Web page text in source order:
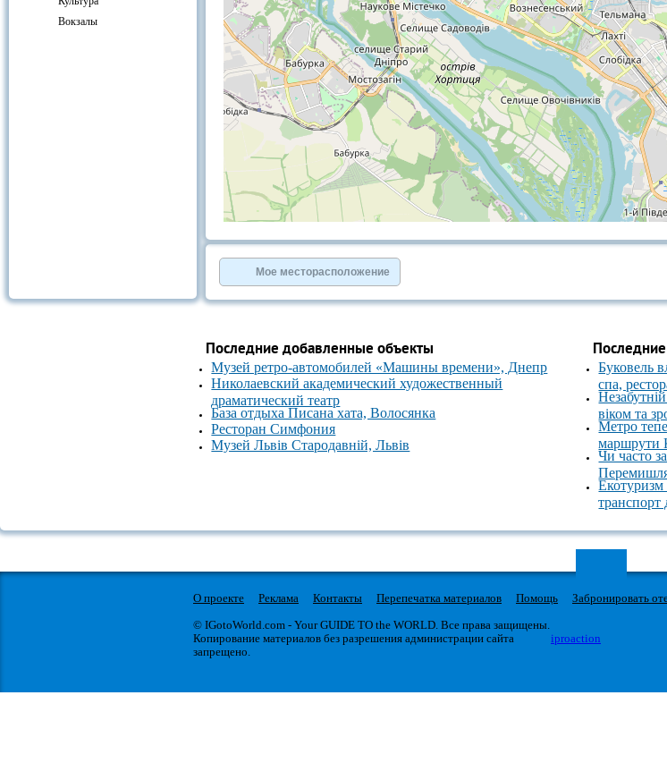
Вокзалы
OpenStreetMap
»
Мое месторасположение
Последние добавленные объекты
Музей ретро-автомобилей «Машины времени», Днепр
Николаевский академический художественный
драматический театр
База отдыха Писана хата, Волосянка
Ресторан Симфония
Музей Львів Стародавній, Львів
Последние
Буковель
спа,
віком та
Метро
маршрути
Чи часто
Перемишля
Екотуризм
транспорт
О проекте Реклама Контакты Перепечатка материалов Помощь
Забронировать
© IGotoWorld.com - Your GUIDE TO the WORLD. Все права защищены.
Копирование материалов без разрешения администрации сайта
запрещено.
iproaction